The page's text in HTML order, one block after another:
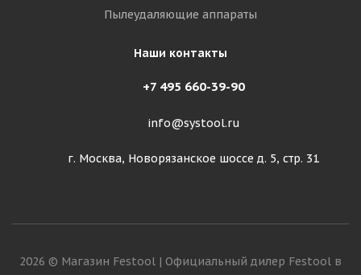
Пылеудаляющие аппараты
Наши контакты
+7 495 660-39-90
info@systool.ru
г. Москва, Новорязанское шоссе д. 5, стр. 31
2026 © Магазин Festool | Официальный дилер Festool в